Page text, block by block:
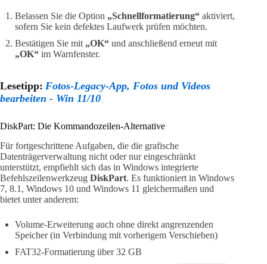
Belassen Sie die Option „Schnellformatierung“ aktiviert,
sofern Sie kein defektes Laufwerk prüfen möchten.
Bestätigen Sie mit „OK“ und anschließend erneut mit
„OK“ im Warnfenster.
Lesetipp: Fotos-Legacy-App, Fotos und Videos
bearbeiten - Win 11/10
DiskPart: Die Kommandozeilen-Alternative
Für fortgeschrittene Aufgaben, die die grafische
Datenträgerverwaltung nicht oder nur eingeschränkt
unterstützt, empfiehlt sich das in Windows integrierte
Befehlszeilenwerkzeug DiskPart. Es funktioniert in Windows
7, 8.1, Windows 10 und Windows 11 gleichermaßen und
bietet unter anderem:
Volume-Erweiterung auch ohne direkt angrenzenden
Speicher (in Verbindung mit vorherigem Verschieben)
FAT32-Formatierung über 32 GB